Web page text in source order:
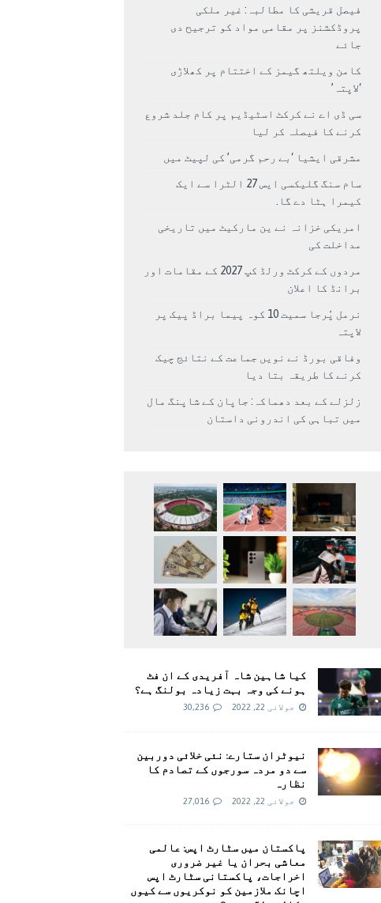
فیصل قریشی کا مطالبہ: غیر ملکی
پروڈکشنز پر مقامی مواد کو ترجیح دی
جائے
کامن ویلتھ گیمز کے اختتام پر کھلاڑی
‘لاپتہ’
سی ڈی اے نے کرکٹ اسٹیڈیم پر کام جلد شروع
کرنے کا فیصلہ کر لیا
مشرقی ایشیا ‘بے رحم گرمی’ کی لپیٹ میں
سام سنگ گلیکسی ایس 27 الٹرا سے ایک
کیمرا ہٹا دے گا.
امریکی خزانہ نے ین مارکیٹ میں تاریخی
مداخلت کی
مردوں کے کرکٹ ورلڈ کپ 2027 کے مقامات اور
برانڈ کا اعلان
نرمل پُرجا سمیت 10 کوہ پیما براڈ پیک پر
لاپتہ
وفاقی بورڈ نے نویں جماعت کے نتائج چیک
کرنے کا طریقہ بتا دیا
زلزلے کے بعد دھماکہ: جاپان کے شاپنگ مال
میں تباہی کی اندرونی داستان
کیا شاہین شاہ آفریدی کے ان فٹ
ہونے کی وجہ بہت زیادہ بولنگ ہے؟
جولائی 22, 2022 30,236
نیوٹران ستارے: نئی خلائی دوربین
سے دو مردہ سورجوں کے تصادم کا
نظارہ
جولائی 22, 2022 27,016
پاکستان میں سٹارٹ اپس: عالمی
معاشی بحران یا غیر ضروری
اخراجات، پاکستانی سٹارٹ اپس
اچانک ملازمین کو نوکریوں سے کیوں